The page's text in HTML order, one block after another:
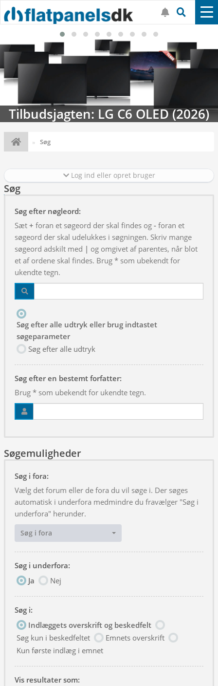
Tilbudsjagten: LG C6 OLED (2026)
Søg
Log ind eller opret bruger
Søg
Søg efter nøgleord:
Sæt + foran et søgeord der skal findes og - foran et
søgeord der skal udelukkes i søgningen. Skriv mange
søgeord adskilt med | og omgivet af parentes, når blot
et af ordene skal findes. Brug * som ubekendt for
ukendte tegn.
Søg efter alle udtryk eller brug indtastet
søgeparameter
Søg efter alle udtryk
Søg efter en bestemt forfatter:
Brug * som ubekendt for ukendte tegn.
Søgemuligheder
Søg i fora:
Vælg det forum eller de fora du vil søge i. Der søges
automatisk i underfora medmindre du fravælger "Søg i
underfora" herunder.
Søg i fora
Søg i underfora:
Ja
Nej
Søg i:
Indlæggets overskrift og beskedfelt
Søg kun i beskedfeltet
Emnets overskrift
Kun første indlæg i emnet
Vis resultater som: